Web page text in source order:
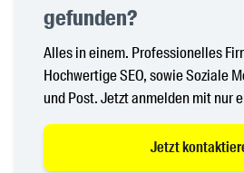
gefunden?
Alles in einem. Professionelles
Hochwertige SEO, sowie Soziale
und Post. Jetzt anmelden mit nur
Jetzt